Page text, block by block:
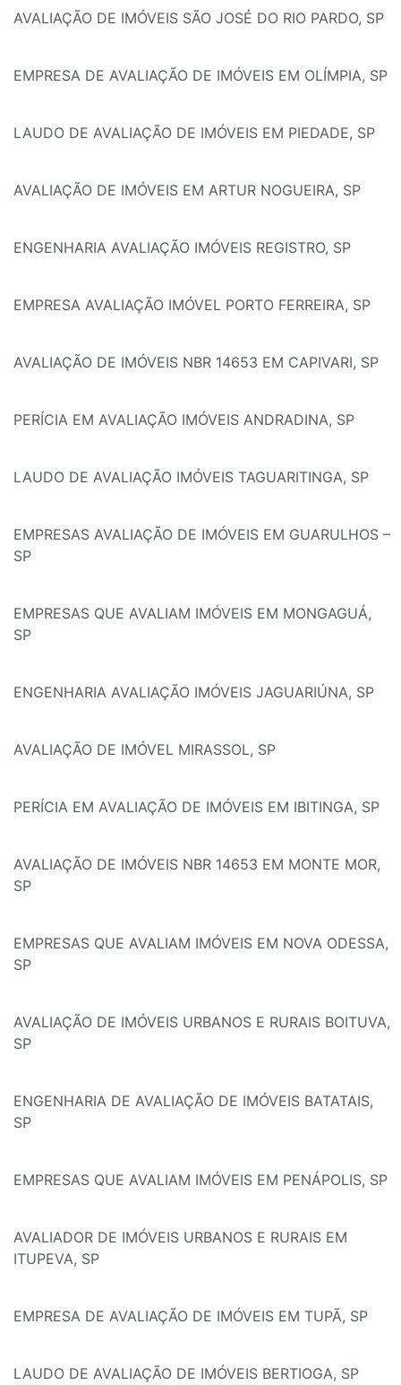
AVALIAÇÃO DE IMÓVEIS SÃO JOSÉ DO RIO PARDO, SP
EMPRESA DE AVALIAÇÃO DE IMÓVEIS EM OLÍMPIA, SP
LAUDO DE AVALIAÇÃO DE IMÓVEIS EM PIEDADE, SP
AVALIAÇÃO DE IMÓVEIS EM ARTUR NOGUEIRA, SP
ENGENHARIA AVALIAÇÃO IMÓVEIS REGISTRO, SP
EMPRESA AVALIAÇÃO IMÓVEL PORTO FERREIRA, SP
AVALIAÇÃO DE IMÓVEIS NBR 14653 EM CAPIVARI, SP
PERÍCIA EM AVALIAÇÃO IMÓVEIS ANDRADINA, SP
LAUDO DE AVALIAÇÃO IMÓVEIS TAGUARITINGA, SP
EMPRESAS AVALIAÇÃO DE IMÓVEIS EM GUARULHOS –
SP
EMPRESAS QUE AVALIAM IMÓVEIS EM MONGAGUÁ,
SP
ENGENHARIA AVALIAÇÃO IMÓVEIS JAGUARIÚNA, SP
AVALIAÇÃO DE IMÓVEL MIRASSOL, SP
PERÍCIA EM AVALIAÇÃO DE IMÓVEIS EM IBITINGA, SP
AVALIAÇÃO DE IMÓVEIS NBR 14653 EM MONTE MOR,
SP
EMPRESAS QUE AVALIAM IMÓVEIS EM NOVA ODESSA,
SP
AVALIAÇÃO DE IMÓVEIS URBANOS E RURAIS BOITUVA,
SP
ENGENHARIA DE AVALIAÇÃO DE IMÓVEIS BATATAIS,
SP
EMPRESAS QUE AVALIAM IMÓVEIS EM PENÁPOLIS, SP
AVALIADOR DE IMÓVEIS URBANOS E RURAIS EM
ITUPEVA, SP
EMPRESA DE AVALIAÇÃO DE IMÓVEIS EM TUPÃ, SP
LAUDO DE AVALIAÇÃO DE IMÓVEIS BERTIOGA, SP